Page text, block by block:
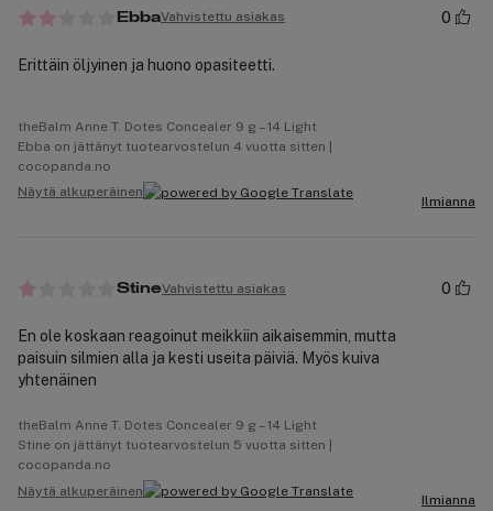
EbbaVahvistettu asiakas 0
Erittäin öljyinen ja huono opasiteetti.
theBalm Anne T. Dotes Concealer 9 g – 14 Light
Ebba on jättänyt tuotearvostelun 4 vuotta sitten |
cocopanda.no
Näytä alkuperäinen
Ilmianna
StineVahvistettu asiakas 0
En ole koskaan reagoinut meikkiin aikaisemmin, mutta
paisuin silmien alla ja kesti useita päiviä. Myös kuiva
yhtenäinen
theBalm Anne T. Dotes Concealer 9 g – 14 Light
Stine on jättänyt tuotearvostelun 5 vuotta sitten |
cocopanda.no
Näytä alkuperäinen
Ilmianna